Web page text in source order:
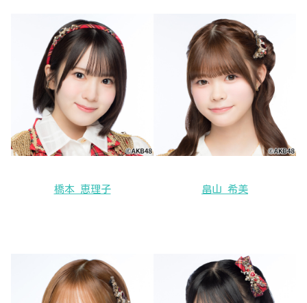
橋本 恵理子 畠山 希美